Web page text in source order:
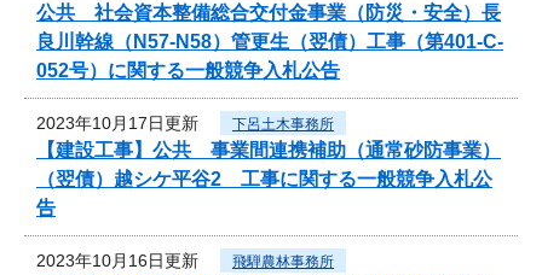
公共 社会資本整備総合交付金事業（防災・安全）長
良川幹線（N57-N58）管更生（翌債）工事（第401-C-
052号）に関する一般競争入札公告
2023年10月17日更新 下呂土木事務所
【建設工事】公共 事業間連携補助（通常砂防事業）
（翌債）越シケ平谷2 工事に関する一般競争入札公
告
2023年10月16日更新 飛騨農林事務所